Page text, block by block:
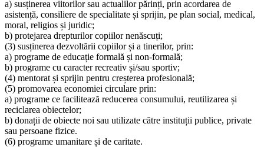
a) susținerea viitorilor sau actualilor părinți, prin acordarea de
asistență, consiliere de specialitate și sprijin, pe plan social, medical,
moral, religios și juridic;
b) protejarea drepturilor copiilor nenăscuți;
(3) susținerea dezvoltării copiilor și a tinerilor, prin:
a) programe de educație formală și non-formală;
b) programe cu caracter recreativ și/sau sportiv;
(4) mentorat și sprijin pentru creșterea profesională;
(5) promovarea economiei circulare prin:
a) programe ce facilitează reducerea consumului, reutilizarea și
reciclarea obiectelor;
b) donații de obiecte noi sau utilizate către instituții publice, private
sau persoane fizice.
(6) programe umanitare și de caritate.